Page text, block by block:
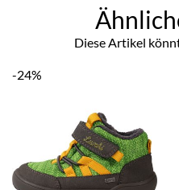
Diese Artikel
-24%